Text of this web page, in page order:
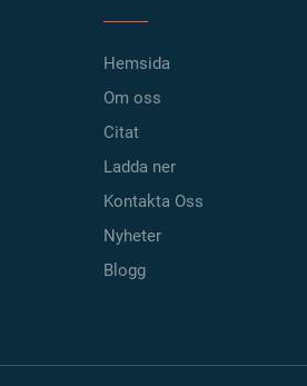
Hemsida
Om oss
Citat
Ladda ner
Kontakta Oss
Nyheter
Blogg